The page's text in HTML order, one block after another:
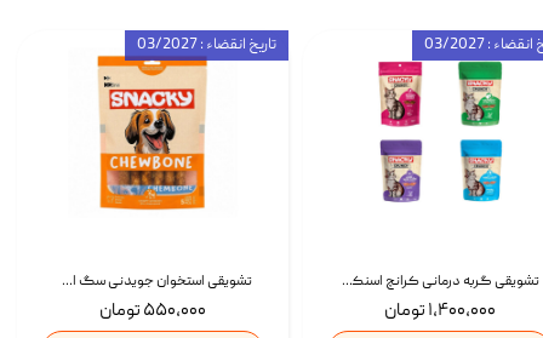
تشویقی استخوان جویدنی سگ اسنکی کرانچی با طعم مرغ Snacky Crunchy Munchy وزن 100 گرم
۵۵۰,۰۰۰ تومان
تاریخ انقضاء : 03/2027
تشویقی گربه درمانی کرانچ اسنکی با طعم میکس Snacky Crunch Cat Treats وزن 60 گرم بسته 4 عددی
۱,۴۰۰,۰۰۰ تومان
: 03/2027